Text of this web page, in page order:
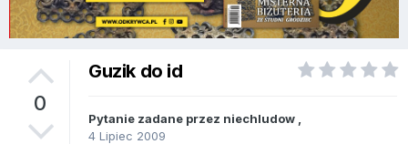
0
Guzik do id
Pytanie zadane przez niechludow
4 Lipiec 2009